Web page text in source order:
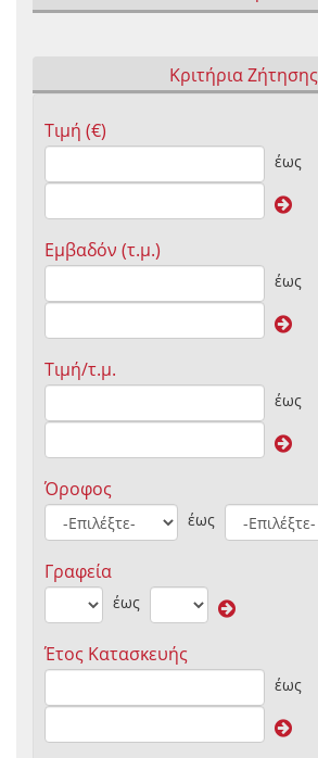
Κριτήρια Ζήτησης
Τιμή (€)
έως
Εμβαδόν (τ.μ.)
έως
Τιμή/τ.μ.
έως
Όροφος
έως
Γραφεία
έως
Έτος Κατασκευής
έως